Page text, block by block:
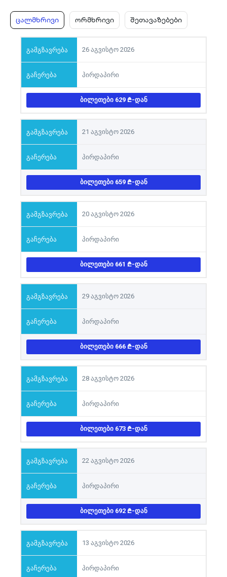
ცალმხრივი ორმხრივი შეთავაზებები
26 აგვისტო 2026
პირდაპირი
ᲑᲘᲚᲔᲗᲔᲑᲘ 629 -ᲓᲐᲜ
21 აგვისტო 2026
პირდაპირი
ᲑᲘᲚᲔᲗᲔᲑᲘ 659 -ᲓᲐᲜ
20 აგვისტო 2026
პირდაპირი
ᲑᲘᲚᲔᲗᲔᲑᲘ 661 -ᲓᲐᲜ
29 აგვისტო 2026
პირდაპირი
ᲑᲘᲚᲔᲗᲔᲑᲘ 666 -ᲓᲐᲜ
28 აგვისტო 2026
პირდაპირი
ᲑᲘᲚᲔᲗᲔᲑᲘ 673 -ᲓᲐᲜ
22 აგვისტო 2026
პირდაპირი
ᲑᲘᲚᲔᲗᲔᲑᲘ 692 -ᲓᲐᲜ
13 აგვისტო 2026
პირდაპირი